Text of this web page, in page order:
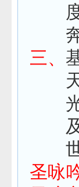
度
奔
三、
天
光
及
世
圣咏